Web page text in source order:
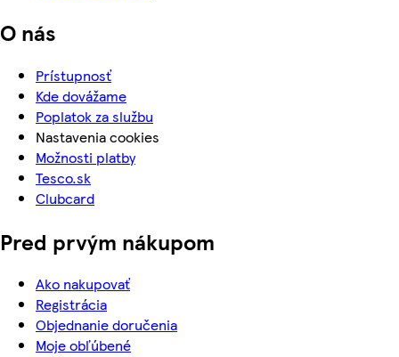
O nás
Prístupnosť
Kde dovážame
Poplatok za službu
Nastavenia cookies
Možnosti platby
Tesco.sk
Clubcard
Pred prvým nákupom
Ako nakupovať
Registrácia
Objednanie doručenia
Moje obľúbené